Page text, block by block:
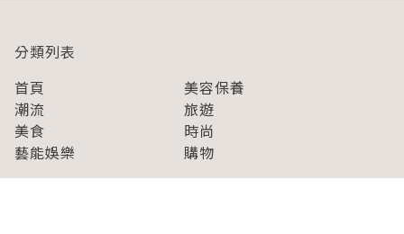
分類列表
首頁
美容保養
潮流
旅遊
美食
時尚
藝能娛樂
購物